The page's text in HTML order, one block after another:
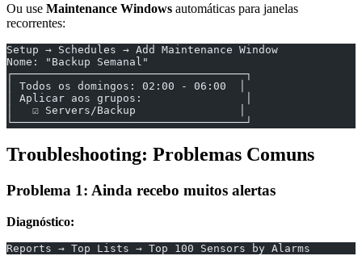
Ou use Maintenance Windows automáticas para janelas
recorrentes:
Setup → Schedules → Add Maintenance Window
Nome: "Backup Semanal"
┌────────────────────────────────────┐
│ Todos os domingos: 02:00 - 06:00  │
│ Aplicar aos grupos:                │
│   ☑ Servers/Backup                │
└────────────────────────────────────┘
Troubleshooting: Problemas Comuns
Problema 1: Ainda recebo muitos alertas
Diagnóstico:
Reports → Top Lists → Top 100 Sensors by Alarms